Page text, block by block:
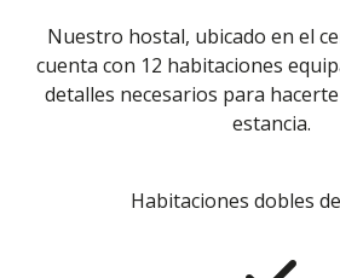
Nuestro hostal, ubicado en el
cuenta con 12 habitaciones
detalles necesarios para
estancia.
Habitaciones dobles